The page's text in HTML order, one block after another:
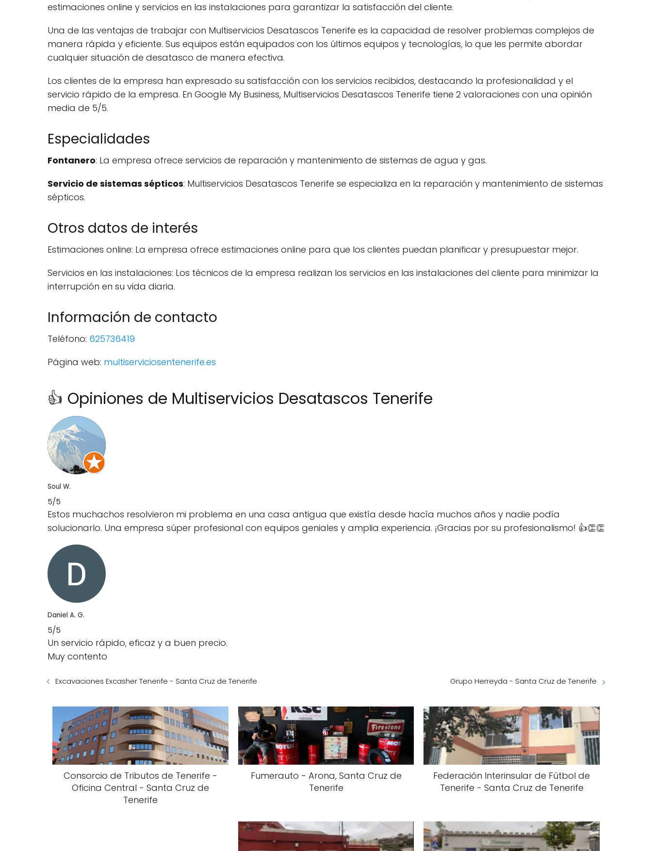
estimaciones online y servicios en las instalaciones para garantizar la satisfacción del cliente.
Una de las ventajas de trabajar con Multiservicios Desatascos Tenerife es la capacidad de resolver problemas complejos de
manera rápida y eficiente. Sus equipos están equipados con los últimos equipos y tecnologías, lo que les permite abordar
cualquier situación de desatasco de manera efectiva.
Los clientes de la empresa han expresado su satisfacción con los servicios recibidos, destacando la profesionalidad y el
servicio rápido de la empresa. En Google My Business, Multiservicios Desatascos Tenerife tiene 2 valoraciones con una opinión
media de 5/5.
Especialidades
Fontanero: La empresa ofrece servicios de reparación y mantenimiento de sistemas de agua y gas.
Servicio de sistemas sépticos: Multiservicios Desatascos Tenerife se especializa en la reparación y mantenimiento de sistemas
sépticos.
Otros datos de interés
Estimaciones online: La empresa ofrece estimaciones online para que los clientes puedan planificar y presupuestar mejor.
Servicios en las instalaciones: Los técnicos de la empresa realizan los servicios en las instalaciones del cliente para minimizar la
interrupción en su vida diaria.
Información de contacto
Teléfono: 625736419
Página web: multiserviciosentenerife.es
👍 Opiniones de Multiservicios Desatascos Tenerife
Soul W.
5/5
Estos muchachos resolvieron mi problema en una casa antigua que existía desde hacía muchos años y nadie podía
solucionarlo. Una empresa súper profesional con equipos geniales y amplia experiencia. ¡Gracias por su profesionalismo! 👍👏👏
Daniel A. G.
5/5
Un servicio rápido, eficaz y a buen precio.
Muy contento
Excavaciones Excasher Tenerife - Santa Cruz de Tenerife Grupo Herreyda - Santa Cruz de Tenerife
Consorcio de Tributos de Tenerife -
Oficina Central - Santa Cruz de
Tenerife
Fumerauto - Arona, Santa Cruz de
Tenerife
Federación Interinsular de Fútbol de
Tenerife - Santa Cruz de Tenerife